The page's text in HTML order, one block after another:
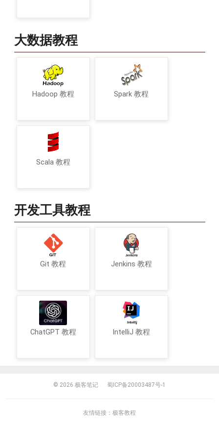
大数据教程
Hadoop 教程 Spark 教程
Scala 教程
开发工具教程
Git 教程 Jenkins 教程
ChatGPT 教程 IntelliJ 教程
© 2026 极客笔记 蜀ICP备20003487号-1
友情链接： 极客教程